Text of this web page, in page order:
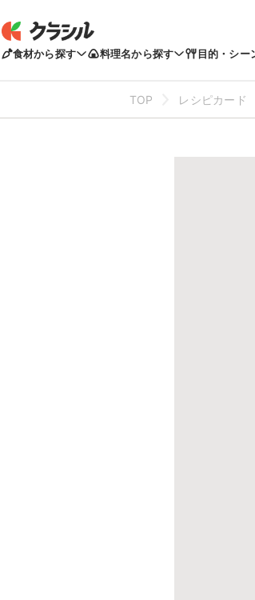
食材から探す 料理名から探す 目的・シー
TOP レシピカード